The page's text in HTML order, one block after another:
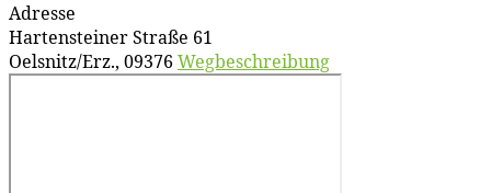
Adresse
Hartensteiner Straße 61
Oelsnitz/Erz., 09376 Wegbeschreibung